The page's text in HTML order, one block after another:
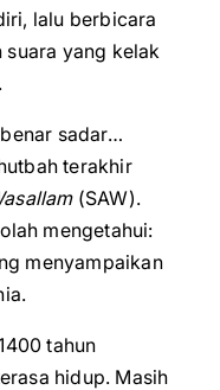
lalu berbicara
suara yang kelak
sadar…
terakhir
(SAW).
mengetahui:
menyampaikan
tahun
hidup. Masih